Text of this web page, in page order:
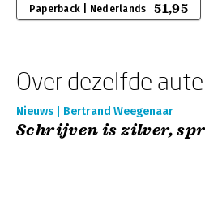
Paperback | Nederlands 51,95
Over dezelfde
Nieuws | Bertrand Weegenaar
Schrijven is zilver,